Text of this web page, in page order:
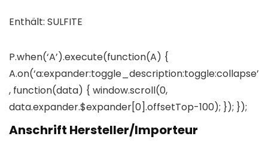
Enthält: SULFITE
P.when(‘A’).execute(function(A) {
A.on(‘a:expander:toggle_description:toggle:collapse’
, function(data) { window.scroll(0,
data.expander.$expander[0].offsetTop-100); }); });
Anschrift Hersteller/Importeur